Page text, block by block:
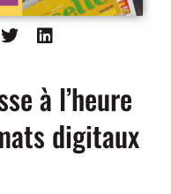
à l’heure
digitaux